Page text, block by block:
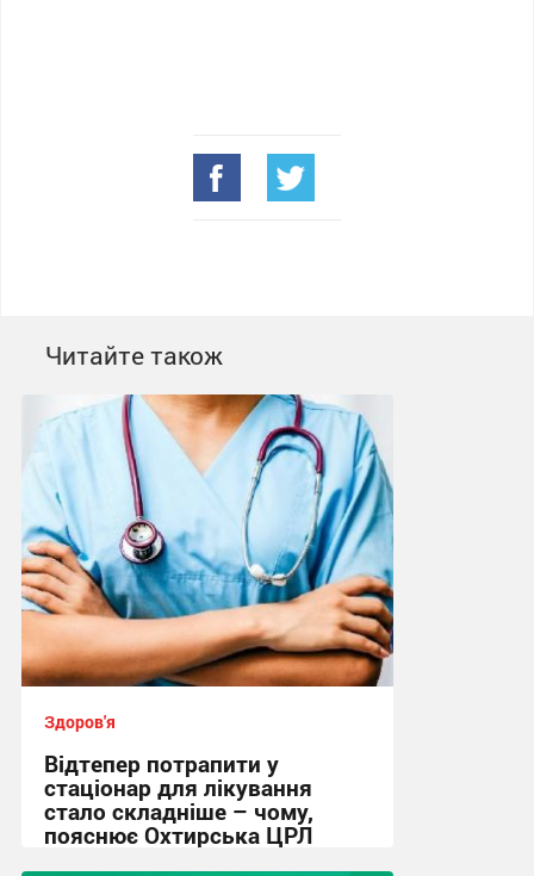
Читайте також
Здоров'я
Відтепер потрапити у
стаціонар для лікування
стало складніше – чому,
пояснює Охтирська ЦРЛ